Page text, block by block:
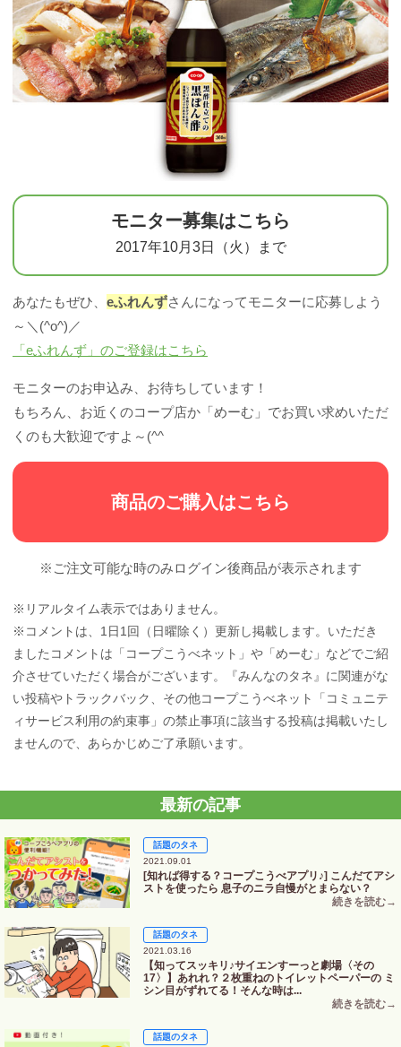
モニター募集はこちら
2017年10月3日（火）まで
あなたもぜひ、 eふれんずさんになってモニターに応募しよう
～＼(^o^)／
「eふれんず」のご登録はこちら
モニターのお申込み、お待ちしています！
もちろん、お近くのコープ店か「めーむ」でお買い求めいただ
くのも大歓迎ですよ～(^^
商品のご購入はこちら
※ご注文可能な時のみログイン後商品が表示されます
※リアルタイム表示ではありません。
※コメントは、1日1回（日曜除く）更新し掲載します。いただき
ましたコメントは「コープこうべネット」や「めーむ」などでご紹
介させていただく場合がございます。『みんなのタネ』に関連がな
い投稿やトラックバック、その他コープこうべネット「コミュニテ
ィサービス利用の約束事」の禁止事項に該当する投稿は掲載いたし
ませんので、あらかじめご了承願います。
最新の記事
話題のタネ
2021.09.01
[知れば得する？コープこうべアプリ♪] こんだてアシ
ストを使ったら 息子のニラ自慢がとまらない？
話題のタネ
2021.03.16
【知ってスッキリ♪サイエンすーっと劇場〈その
17〉】あれれ？２枚重ねのトイレットペーパーの ミ
シン目がずれてる！そんな時は...
話題のタネ